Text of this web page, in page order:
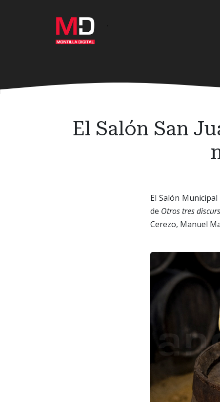
El Salón San
El Salón
de Otros tres
Cerezo, Manuel